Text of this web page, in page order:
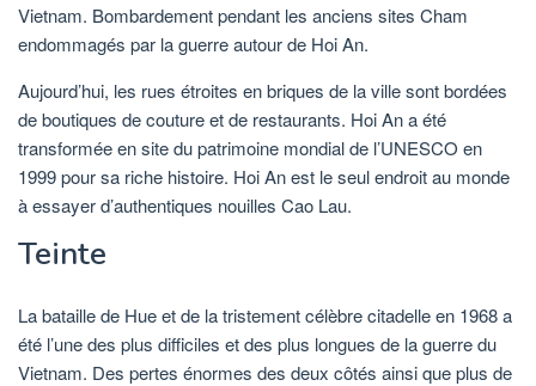
Vietnam. Bombardement pendant les anciens sites Cham
endommagés par la guerre autour de Hoi An.
Aujourd’hui, les rues étroites en briques de la ville sont bordées
de boutiques de couture et de restaurants. Hoi An a été
transformée en site du patrimoine mondial de l’UNESCO en
1999 pour sa riche histoire. Hoi An est le seul endroit au monde
à essayer d’authentiques nouilles Cao Lau.
Teinte
La bataille de Hue et de la tristement célèbre citadelle en 1968 a
été l’une des plus difficiles et des plus longues de la guerre du
Vietnam. Des pertes énormes des deux côtés ainsi que plus de